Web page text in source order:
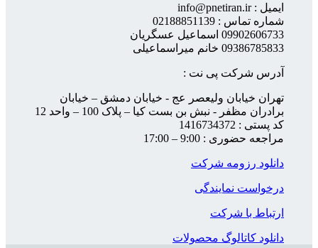
ایمیل : info@pnetiran.ir
شماره تماس : 02188851139
09902606733 اسماعیل عسگریان
09386785833 خانم میراسماعیلی
آدرس شرکت پی نت :
تهران خیابان ولیعصر عج - خیابان دمشق – خیابان
برادران مظفر - نبش بن بست کیا – پلاک 100 – واحد 12
کد پستی : 1416734372
مراجعه حضوری : 9:00 – 17:00
دانلود رزومه شرکت
درخواست نمایندگی
ارتباط با شرکت
دانلود کاتالوگ محصولات